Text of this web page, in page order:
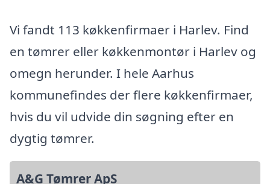
Vi fandt 113 køkkenfirmaer i Harlev. Find
en tømrer eller køkkenmontør i Harlev og
omegn herunder. I hele Aarhus
kommunefindes der flere køkkenfirmaer,
hvis du vil udvide din søgning efter en
dygtig tømrer.
A&G Tømrer ApS